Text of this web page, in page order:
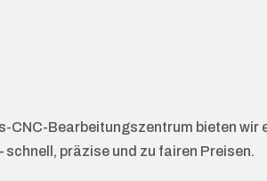
Bearbeitungszentrum bieten
schnell, präzise und zu fairen Preisen.